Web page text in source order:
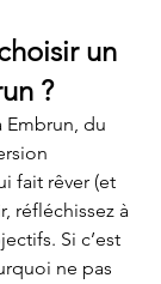
un
?
Embrun, du
fait rêver (et
réfléchissez à
Si c’est
ne pas